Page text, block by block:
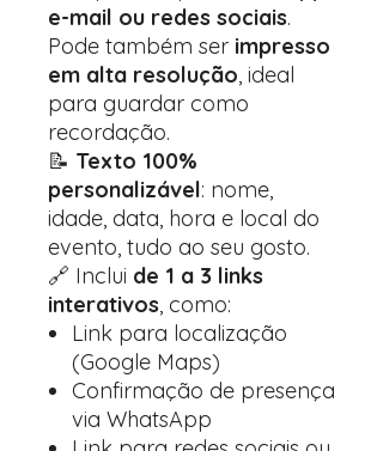
e-mail ou redes sociais.
Pode também ser impresso
em alta resolução, ideal
para guardar como
recordação.
📝 Texto 100%
personalizável: nome,
idade, data, hora e local do
evento, tudo ao seu gosto.
🔗 Inclui de 1 a 3 links
interativos, como:
Link para localização
(Google Maps)
Confirmação de presença
via WhatsApp